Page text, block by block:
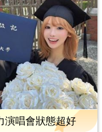
演唱會狀態超好